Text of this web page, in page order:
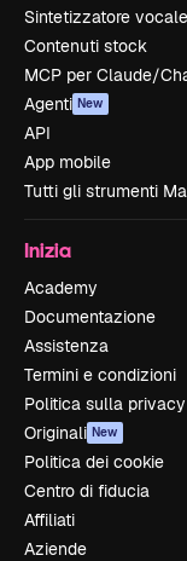
Sintetizzatore
Contenuti stock
MCP per Claude/
Agenti New
API
App mobile
Tutti gli strumenti
Inizia
Academy
Documentazione
Assistenza
Termini e condizioni
Politica sulla privacy
Originali New
Politica dei cookie
Centro di fiducia
Affiliati
Aziende